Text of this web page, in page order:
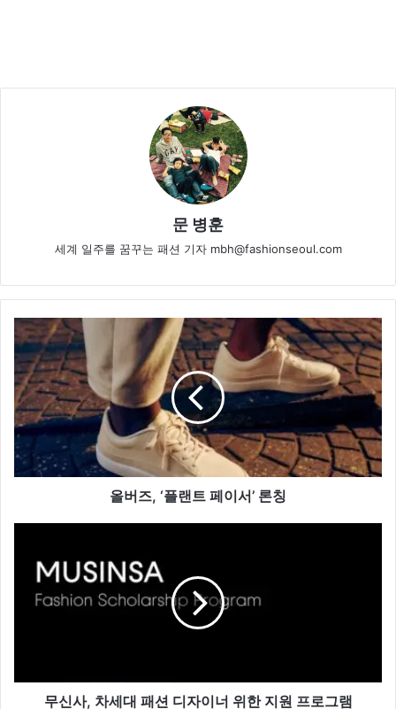
문 병훈
세계 일주를 꿈꾸는 패션 기자 mbh@fashionseoul.com
올
버
즈,
‘플
랜
트
페
이
서’
올버즈, ‘플랜트 페이서’ 론칭
디
무신사, 차세대 패션 디자이너 위한 지원 프로그램